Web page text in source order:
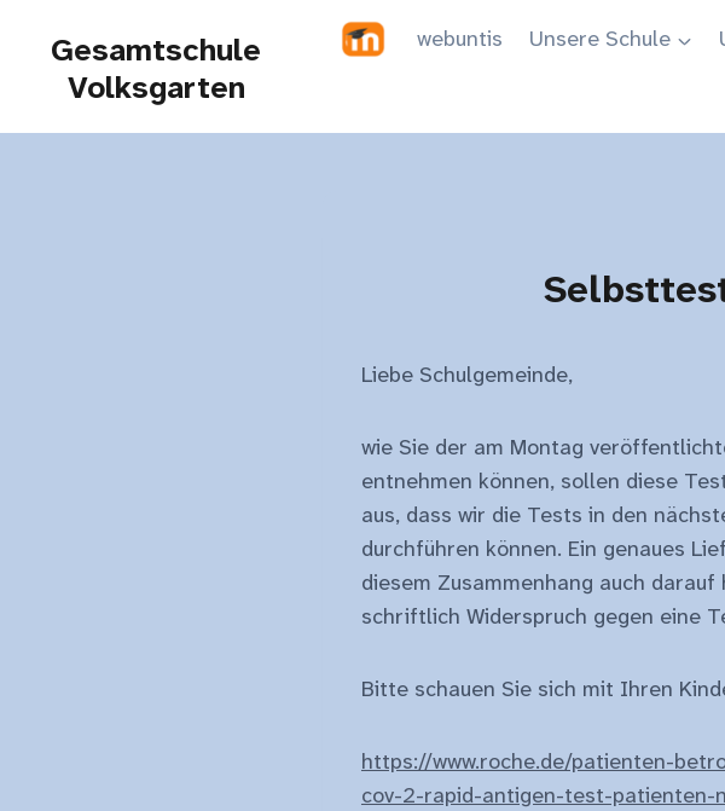
Inhalt
springen
Gesamtschule
Volksgarten
webuntis Unsere Schule
Liebe Schulgemeinde,
wie Sie der am Montag
entnehmen können, sollen diese
aus, dass wir die Tests in den
durchführen können. Ein genaues
diesem Zusammenhang auch
schriftlich Widerspruch gegen eine
Bitte schauen Sie sich mit Ihren
https://www.roche.de/patienten-
cov-2-rapid-antigen-test-patienten-